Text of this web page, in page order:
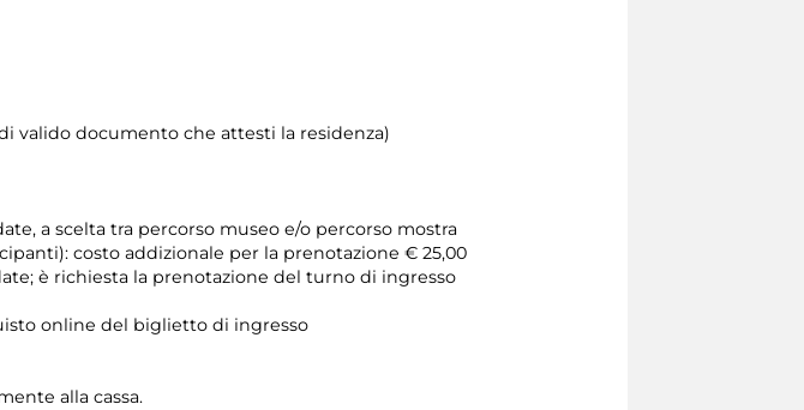
valido documento che attesti la residenza)
a scelta tra percorso museo e/o percorso mostra
costo addizionale per la prenotazione € 25,00
è richiesta la prenotazione del turno di ingresso
online del biglietto di ingresso
alla cassa.